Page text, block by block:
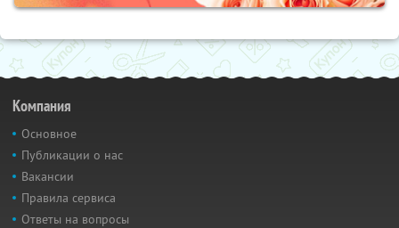
Компания
Основное
Публикации о нас
Вакансии
Правила сервиса
Ответы на вопросы